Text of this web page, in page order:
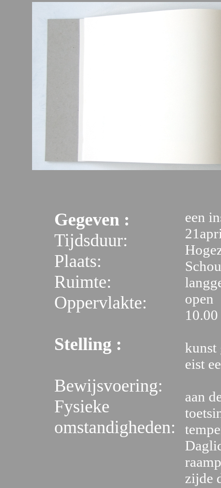
Gegeven :
Tijdsduur:
Plaats:
Ruimte:
Oppervlakte:
Stelling :
Bewijsvoering:
Fysieke
omstandigheden:
een
open
kunst
eist
aan
zijde